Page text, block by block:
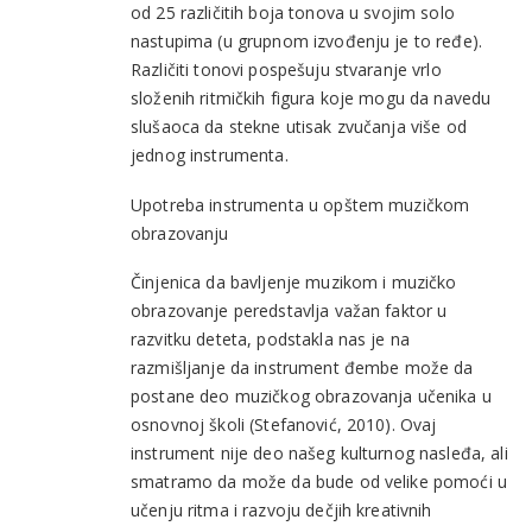
od 25 različitih boja tonova u svojim solo
nastupima (u grupnom izvođenju je to ređe).
Različiti tonovi pospešuju stvaranje vrlo
složenih ritmičkih figura koje mogu da navedu
slušaoca da stekne utisak zvučanja više od
jednog instrumenta.
Upotreba instrumenta u opštem muzičkom
obrazovanju
Činjenica da bavljenje muzikom i muzičko
obrazovanje peredstavlja važan faktor u
razvitku deteta, podstakla nas je na
razmišljanje da instrument đembe može da
postane deo muzičkog obrazovanja učenika u
osnovnoj školi (Stefanović, 2010). Ovaj
instrument nije deo našeg kulturnog nasleđa, ali
smatramo da može da bude od velike pomoći u
učenju ritma i razvoju dečjih kreativnih